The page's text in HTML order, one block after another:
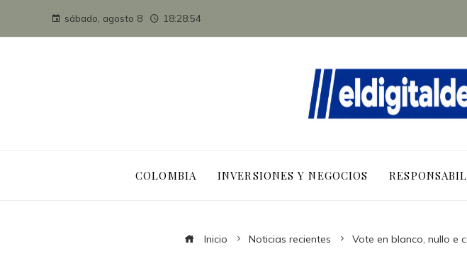
sábado, agosto 8 18:28:54
COLOMBIA INVERSIONES Y NEGOCIOS
Inicio Noticias recientes Vote en blanco, nullo e